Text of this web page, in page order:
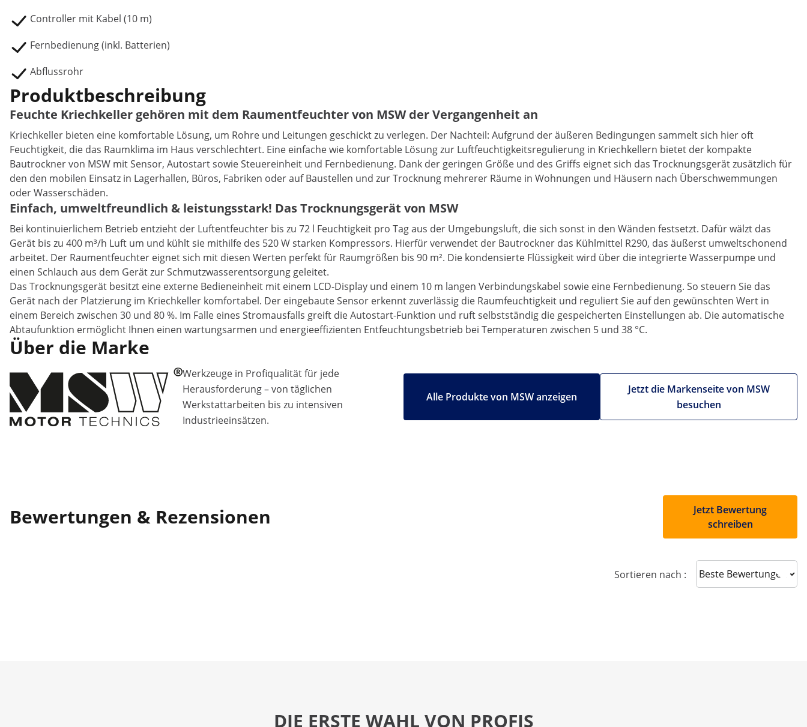
Controller mit Kabel (10 m)
Fernbedienung (inkl. Batterien)
Abflussrohr
Produktbeschreibung
Feuchte Kriechkeller gehören mit dem Raumentfeuchter von MSW der Vergangenheit an
Kriechkeller bieten eine komfortable Lösung, um Rohre und Leitungen geschickt zu verlegen. Der Nachteil: Aufgrund der äußeren Bedingungen sammelt sich hier oft
Feuchtigkeit, die das Raumklima im Haus verschlechtert. Eine einfache wie komfortable Lösung zur Luftfeuchtigkeitsregulierung in Kriechkellern bietet der kompakte
Bautrockner von MSW mit Sensor, Autostart sowie Steuereinheit und Fernbedienung. Dank der geringen Größe und des Griffs eignet sich das Trocknungsgerät zusätzlich für
den den mobilen Einsatz in Lagerhallen, Büros, Fabriken oder auf Baustellen und zur Trocknung mehrerer Räume in Wohnungen und Häusern nach Überschwemmungen
oder Wasserschäden.
Einfach, umweltfreundlich & leistungsstark! Das Trocknungsgerät von MSW
Bei kontinuierlichem Betrieb entzieht der Luftentfeuchter bis zu 72 l Feuchtigkeit pro Tag aus der Umgebungsluft, die sich sonst in den Wänden festsetzt. Dafür wälzt das
Gerät bis zu 400 m³/h Luft um und kühlt sie mithilfe des 520 W starken Kompressors. Hierfür verwendet der Bautrockner das Kühlmittel R290, das äußerst umweltschonend
arbeitet. Der Raumentfeuchter eignet sich mit diesen Werten perfekt für Raumgrößen bis 90 m². Die kondensierte Flüssigkeit wird über die integrierte Wasserpumpe und
einen Schlauch aus dem Gerät zur Schmutzwasserentsorgung geleitet.
Das Trocknungsgerät besitzt eine externe Bedieneinheit mit einem LCD-Display und einem 10 m langen Verbindungskabel sowie eine Fernbedienung. So steuern Sie das
Gerät nach der Platzierung im Kriechkeller komfortabel. Der eingebaute Sensor erkennt zuverlässig die Raumfeuchtigkeit und reguliert Sie auf den gewünschten Wert in
einem Bereich zwischen 30 und 80 %. Im Falle eines Stromausfalls greift die Autostart-Funktion und ruft selbstständig die gespeicherten Einstellungen ab. Die automatische
Abtaufunktion ermöglicht Ihnen einen wartungsarmen und energieeffizienten Entfeuchtungsbetrieb bei Temperaturen zwischen 5 und 38 °C.
Über die Marke
Werkzeuge in Profiqualität für jede
Herausforderung – von täglichen
Werkstattarbeiten bis zu intensiven
Industrieeinsätzen.
Jetzt die Markenseite von MSW
besuchen
Alle Produkte von MSW anzeigen
Bewertungen & Rezensionen
Jetzt Bewertung
schreiben
Sortieren nach : Sort reviews
DIE ERSTE WAHL VON PROFIS